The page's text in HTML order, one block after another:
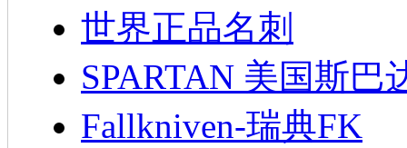
世界正品名刺
SPARTAN 美国斯巴
Fallkniven-瑞典FK